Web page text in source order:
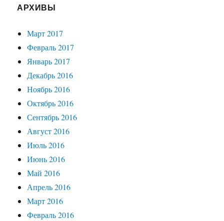
АРХИВЫ
Март 2017
Февраль 2017
Январь 2017
Декабрь 2016
Ноябрь 2016
Октябрь 2016
Сентябрь 2016
Август 2016
Июль 2016
Июнь 2016
Май 2016
Апрель 2016
Март 2016
Февраль 2016